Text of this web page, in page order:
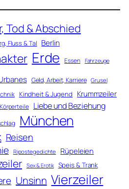
Tod & Abschied
Fluss & Tal Berlin
Erde Essen Fahrzeuge
Geld, Arbeit, Karriere Grusel
Kindheit & Jugend Krummzeiler
Körperteile Liebe und Beziehung
München
Reisen
Ripostegedichte Rüpeleien
Sex & Erotik Speis & Trank
Unsinn Vierzeiler